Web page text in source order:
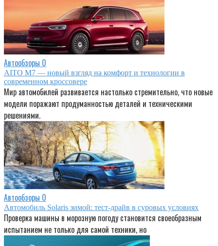
Автообзоры 0
AITO M7 — новый взгляд на комфорт и технологии в
современном кроссовере
Мир автомобилей развивается настолько стремительно, что новые
модели поражают продуманностью деталей и техническими
решениями.
Автообзоры 0
Автомобиль Solaris зимой: тест-драйв в суровых условиях
Проверка машины в морозную погоду становится своеобразным
испытанием не только для самой техники, но